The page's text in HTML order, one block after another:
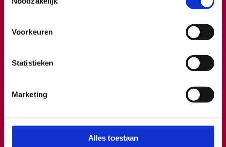
Voorkeuren
Statistieken
Marketing
Alles toestaan